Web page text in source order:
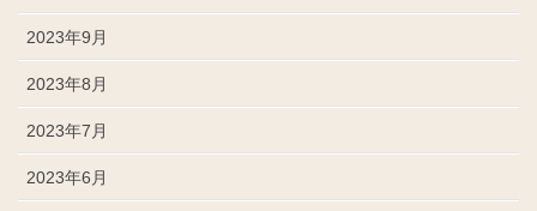
2023年9月
2023年8月
2023年7月
2023年6月